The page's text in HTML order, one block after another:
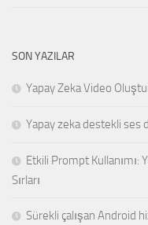
SON YAZILAR
Yapay Zeka Video
Yapay zeka destekli ses
Etkili Prompt Kullanımı:
Sırları
Sürekli çalışan Android